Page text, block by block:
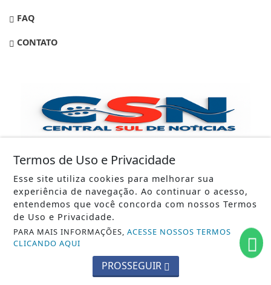
FAQ
CONTATO
CSN - CENTRAL SUL DE NOTÍCIAS - NO BRASIL E NO MUNDO
Termos de Uso e Privacidade
Esse site utiliza cookies para melhorar sua
experiência de navegação. Ao continuar o acesso,
entendemos que você concorda com nossos Termos
de Uso e Privacidade.
PARA MAIS INFORMAÇÕES,ACESSE NOSSOS TERMOS
CLICANDO AQUI
PROSSEGUIR